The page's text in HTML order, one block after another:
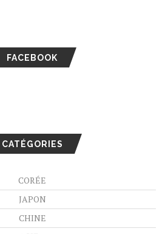
FACEBOOK
CATÉGORIES
CORÉE
JAPON
CHINE